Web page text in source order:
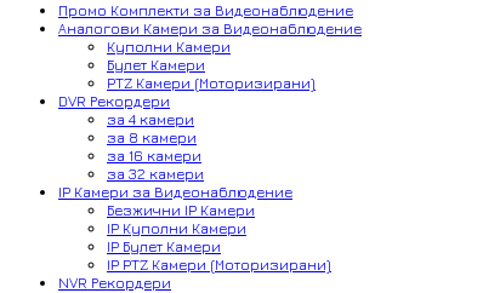
Промо Комплекти за Видеонаблюдение
Аналогови Камери за Видеонаблюдение
Куполни Камери
Булет Камери
PTZ Камери (Моторизирани)
DVR Рекордери
за 4 камери
за 8 камери
за 16 камери
за 32 камери
IP Камери за Видеонаблюдение
Безжични IP Камери
IP Куполни Камери
IP Булет Камери
IP PTZ Камери (Моторизирани)
NVR Рекордери